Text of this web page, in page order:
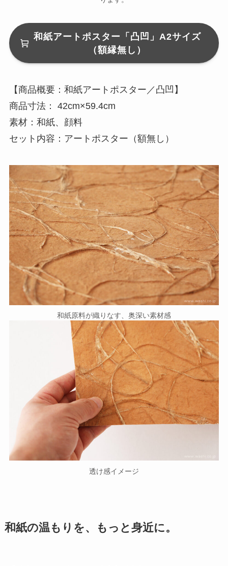
和紙アートポスター「凸凹」A2サイズ
（額縁無し）
【商品概要：和紙アートポスター／凸凹】
商品寸法： 42cm×59.4cm
素材：和紙、顔料
セット内容：アートポスター（額無し）
和紙原料が織りなす、奥深い素材感
透け感イメージ
和紙の温もりを、もっと身近に。